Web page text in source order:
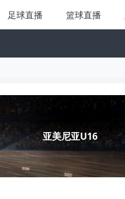
足球直播 篮球直播
亚美尼亚U16